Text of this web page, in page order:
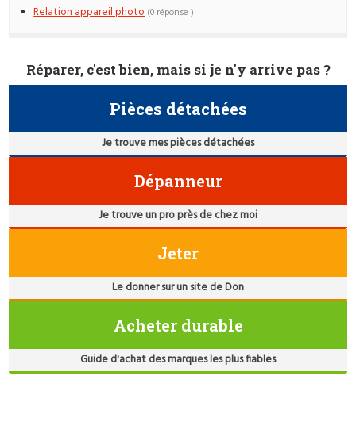
Relation appareil photo (0 réponse )
Réparer, c'est bien, mais si je n'y arrive pas ?
Pièces détachées
Je trouve mes pièces détachées
Dépanneur
Je trouve un pro près de chez moi
Jeter
Le donner sur un site de Don
Acheter durable
Guide d'achat des marques les plus fiables